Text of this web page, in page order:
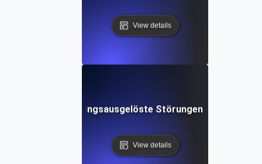
View details
Was sind Bewegungsausgelöste Störungen in der
View details